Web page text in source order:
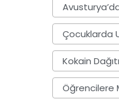
Çocuklarda
Kokain
Öğrencilere